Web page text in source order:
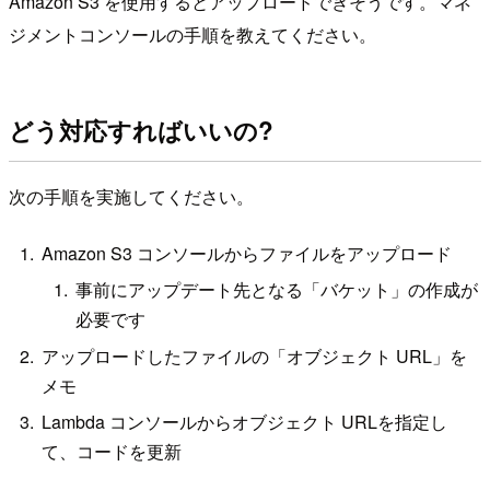
ジメントコンソールの手順を教えてください。
どう対応すればいいの?
次の手順を実施してください。
Amazon S3 コンソールからファイルをアップロード
事前にアップデート先となる「バケット」の作成が
必要です
アップロードしたファイルの「オブジェクト URL」を
メモ
Lambda コンソールからオブジェクト URLを指定し
て、コードを更新